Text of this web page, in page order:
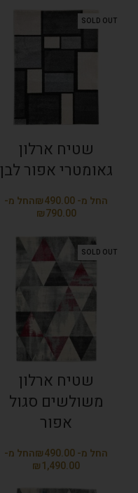
SOLD OUT
שטיח ארלון
גאומטרי אפור לבן
₪
₪
SOLD OUT
שטיח ארלון
משולשים סגול
אפור
₪
₪